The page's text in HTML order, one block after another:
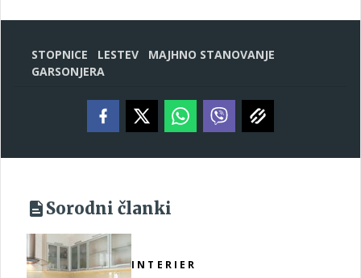
STOPNICE LESTEV
MAJHNO STANOVANJE
GARSONJERA
Sorodni članki
INTERIER